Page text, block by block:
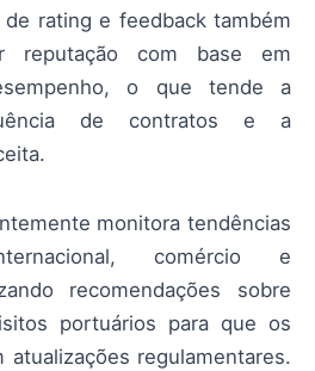
de rating e feedback também
reputação com base em
o que tende a
de contratos e a
monitora tendências
comércio e
recomendações sobre
portuários para que os
atualizações regulamentares.